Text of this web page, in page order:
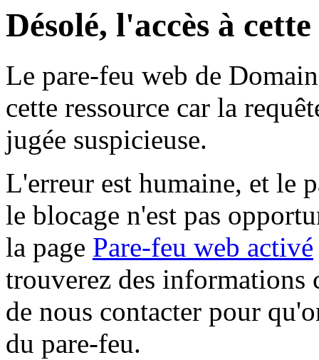
Désolé, l'accès à
Le pare-feu web de
cette ressource car la
jugée suspicieuse.
L'erreur est humaine, et le
le blocage n'est pas
la page Pare-feu web activé
trouverez des informations
de nous contacter pour
du pare-feu.